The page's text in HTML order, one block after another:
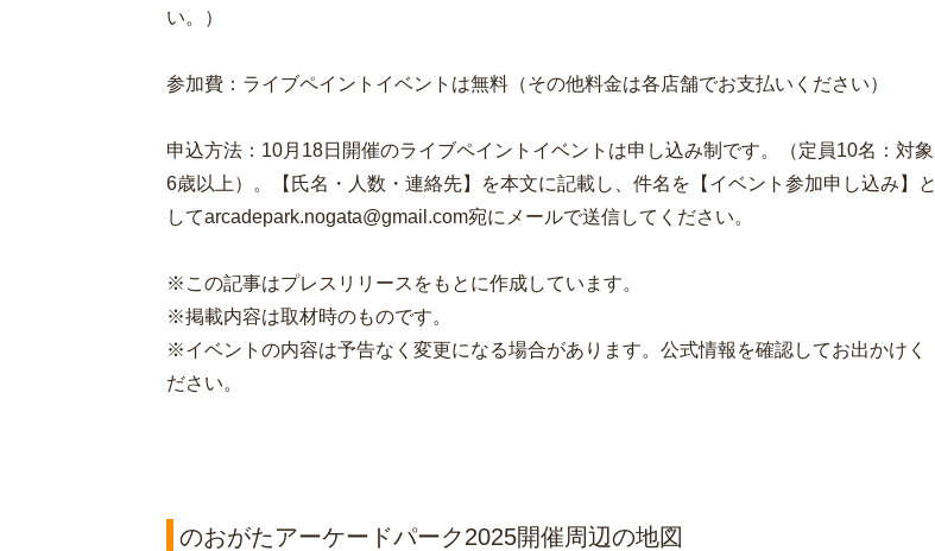
い。）
参加費：ライブペイントイベントは無料（その他料金は各店舗でお支払いください）
申込方法：10月18日開催のライブペイントイベントは申し込み制です。（定員10名：対象
6歳以上）。【氏名・人数・連絡先】を本文に記載し、件名を【イベント参加申し込み】と
してarcadepark.nogata@gmail.com宛にメールで送信してください。
※この記事はプレスリリースをもとに作成しています。
※掲載内容は取材時のものです。
※イベントの内容は予告なく変更になる場合があります。公式情報を確認してお出かけく
ださい。
のおがたアーケードパーク2025開催周辺の地図